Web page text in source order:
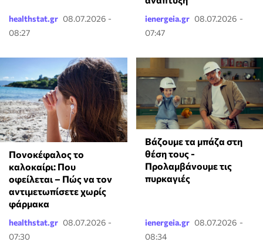
healthstat.gr 08.07.2026 -
08:27
ienergeia.gr 08.07.2026 -
07:47
Πονοκέφαλος το
καλοκαίρι: Που
οφείλεται – Πώς να τον
αντιμετωπίσετε χωρίς
φάρμακα
healthstat.gr 08.07.2026 -
07:30
Βάζουμε τα μπάζα στη
θέση τους -
Προλαμβάνουμε τις
πυρκαγιές
ienergeia.gr 08.07.2026 -
08:34